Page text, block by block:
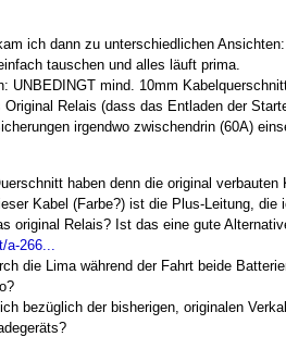
ich dann zu unterschiedlichen Ansichten:
tauschen und alles läuft prima.
UNBEDINGT mind. 10mm
Relais (dass das Entladen der
irgendwo zwischendrin (60A)
haben denn die original
Kabel (Farbe?) ist die Plus-Leitung, die
original Relais? Ist das eine gute
266...
die Lima während der Fahrt beide
bezüglich der bisherigen, originalen